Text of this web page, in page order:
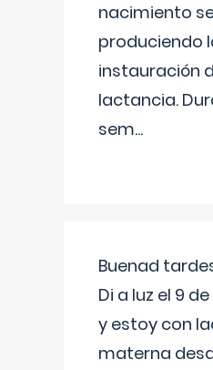
nacimiento
produciendo
instauración
lactancia.
sem...
Buenad
Di a luz el 9
y estoy con
materna